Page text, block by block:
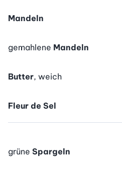
Mandeln
gemahlene Mandeln
Butter, weich
Fleur de Sel
grüne Spargeln